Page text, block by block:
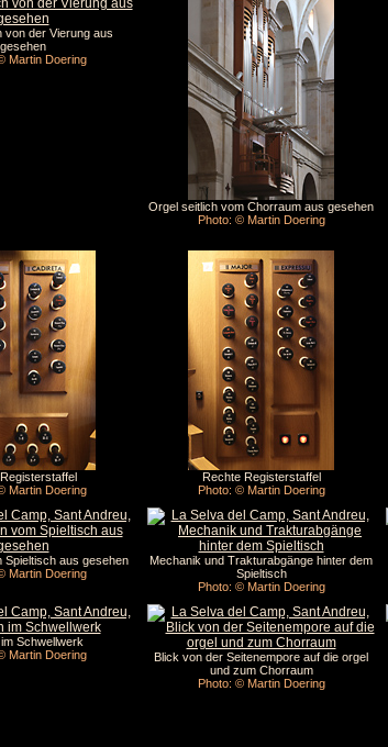
von der Vierung aus
gesehen
Martin Doering
Orgel seitlich vom Chorraum aus gesehen
Photo: © Martin Doering
Martin Doering
Rechte Registerstaffel
Photo: © Martin Doering
Spieltisch aus gesehen
Martin Doering
Mechanik und Trakturabgänge hinter dem
Spieltisch
Photo: © Martin Doering
Schwellwerk
Martin Doering
Blick von der Seitenempore auf die orgel
und zum Chorraum
Photo: © Martin Doering